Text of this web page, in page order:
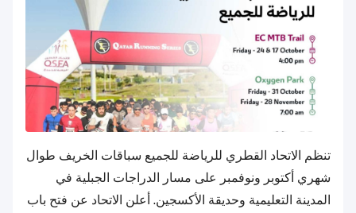
تنظم الاتحاد القطري للرياضة للجميع سباقات الخريف طوال
شهري أكتوبر ونوفمبر على مسار الدراجات الجبلية في
المدينة التعليمية وحديقة الأكسجين. أعلن الاتحاد عن فتح باب